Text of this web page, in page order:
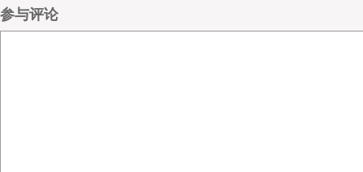
提升，并将在未来发展中扮演越来越重要的角色。”
值得一提的是，这次疫情以来，生鲜成为社区商业
参与评论